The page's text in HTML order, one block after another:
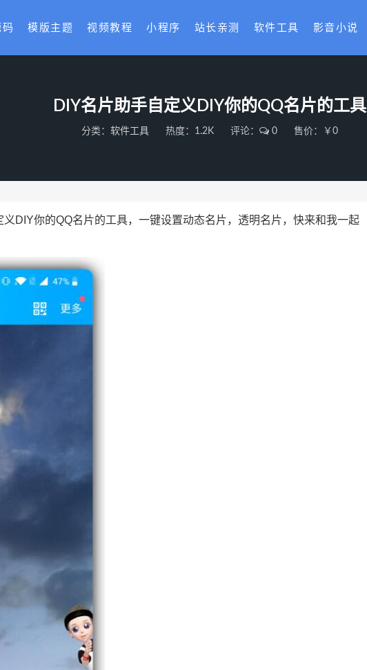
码 模版主题 视频教程 小程序 站长亲测 软件工具 影音小说
DIY名片助手自定义DIY你的QQ名片的工具
分类： 软件工具 热度：1.2K 评论： 0 售价：￥0
DIY你的QQ名片的工具，一键设置动态名片，透明名片，快来和我一起